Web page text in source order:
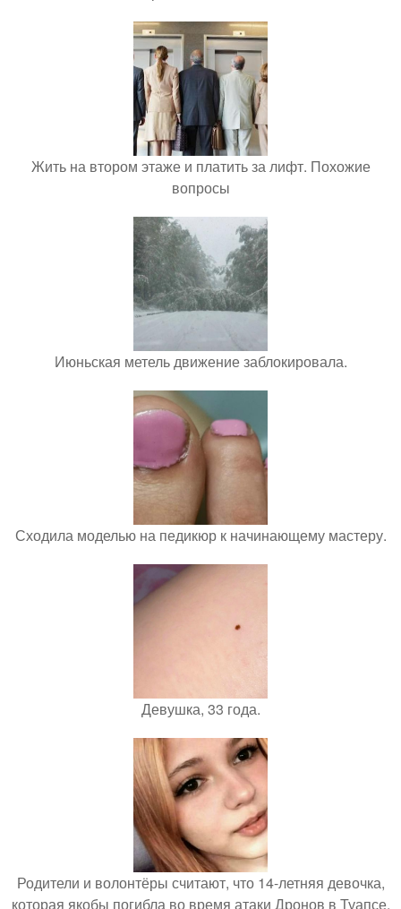
Жить на втором этаже и платить за лифт. Похожие
вопросы
Июньская метель движение заблокировала.
Сходила моделью на педикюр к начинающему мастеру.
Девушка, 33 года.
Родители и волонтёры считают, что 14-летняя девочка,
которая якобы погибла во время атаки Дронов в Туапсе,